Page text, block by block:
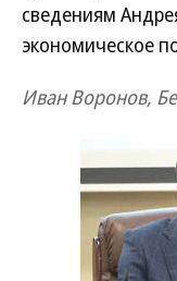
сведениям
экономическое
Иван Воронов,